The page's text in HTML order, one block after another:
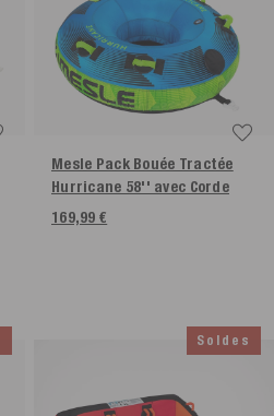
Mesle Pack Bouée Tractée
Hurricane 58'' avec Corde
169,99 €
Soldes